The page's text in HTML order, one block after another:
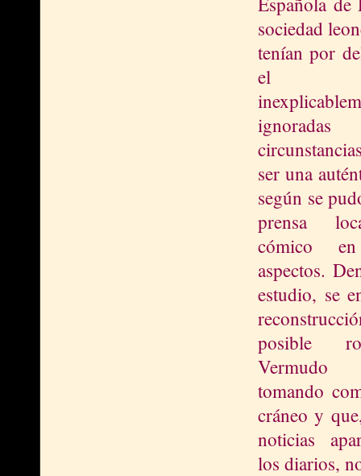
sociedad
tenían por
el
ignoradas
ser una
según se
prensa l
cómico
aspectos.
estudio, se
posible
tomando
cráneo y
noticias
los diarios,